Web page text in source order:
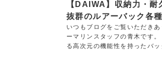
【DAIWA】収納力・
抜群のルアーバック各種
いつもブログをご覧いただき
ーマリンスタッフの青木です
る高次元の機能性を持ったバ